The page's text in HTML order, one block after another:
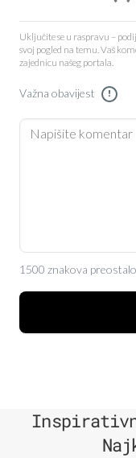
Uključite se u raspravu –
svoj pogled na temu. Vaš
zajednicu našeg portala.
Važna obavijest !
1500 znakova preostalo